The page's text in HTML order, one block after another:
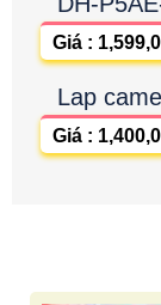
Giá :
Lap
Giá :